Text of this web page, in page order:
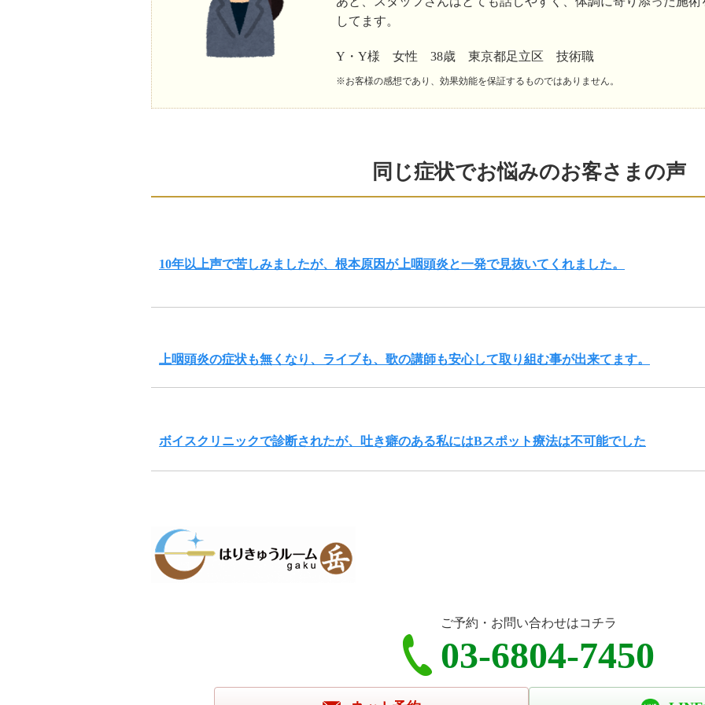
してます。
Y・Y様 女性 38歳 東京都足立区 技術職
※お客様の感想であり、効果効能を保証するものではありません。
同じ症状でお悩みのお客さまの声
10年以上声で苦しみましたが、根本原因が上咽頭炎と一発で見抜いてくれました。
上咽頭炎の症状も無くなり、ライブも、歌の講師も安心して取り組む事が出来てます。
ボイスクリニックで診断されたが、吐き癖のある私にはBスポット療法は不可能でした
ご予約・お問い合わせはコチラ
03-6804-7450